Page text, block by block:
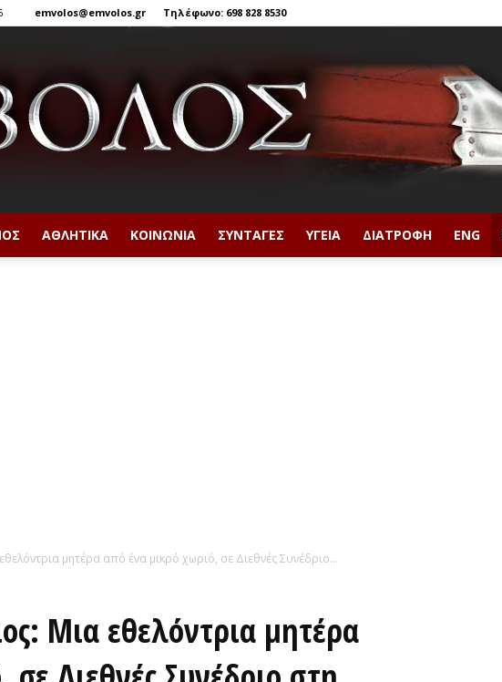
emvolos@emvolos.gr Τηλέφωνο: 698 828 8530
ΑΘΛΗΤΙΚΆ ΚΟΙΝΩΝΊΑ ΣΥΝΤΑΓΈΣ ΥΓΕΊΑ ΔΙΑΤΡΟΦΉ ENG
μητέρα από ένα μικρό χωριό, σε Διεθνές Συνέδριο...
Μια εθελόντρια μητέρα